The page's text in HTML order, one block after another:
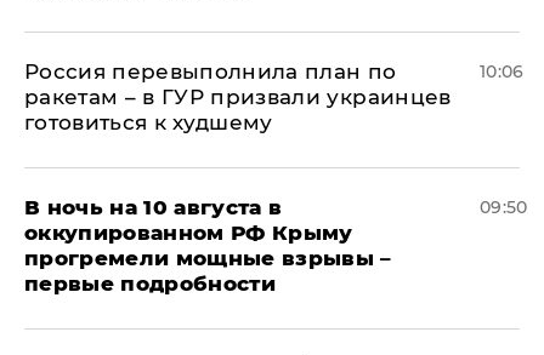
Россия перевыполнила план по
ракетам – в ГУР призвали украинцев
готовиться к худшему
10:06
В ночь на 10 августа в
оккупированном РФ Крыму
прогремели мощные взрывы –
первые подробности
09:50